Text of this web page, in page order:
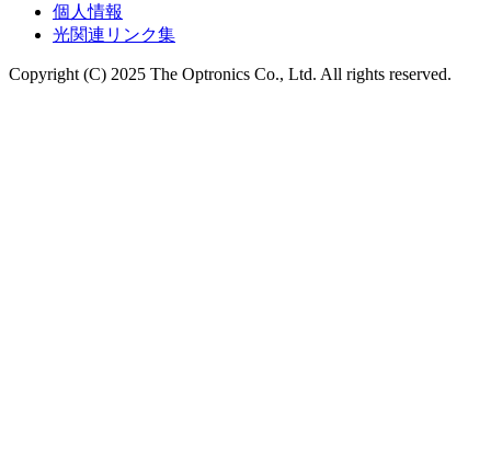
個人情報
光関連リンク集
Copyright (C) 2025 The Optronics Co., Ltd. All rights reserved.